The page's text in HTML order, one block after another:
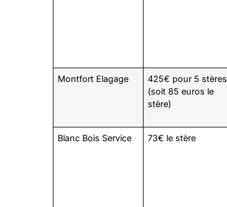
Montfort Elagage
425€ pour 5 stères
(soit 85 euros le
stère)
Blanc Bois Service 73€ le stère